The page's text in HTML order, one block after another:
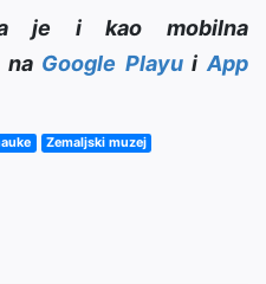
je i kao mobilna
na Google PlayuiApp
Zemaljski muzej